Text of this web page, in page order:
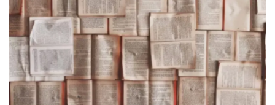
Asuransi Kesehatan
Asuransi Syariah